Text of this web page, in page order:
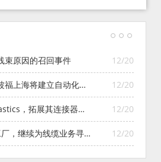
12/20
原因的召回事件
12/20
福上海将建立自动化智
12/20
，拓展其连接器系
12/20
，继续为线缆业务寻找